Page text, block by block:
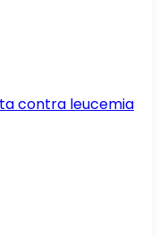
contra leucemia